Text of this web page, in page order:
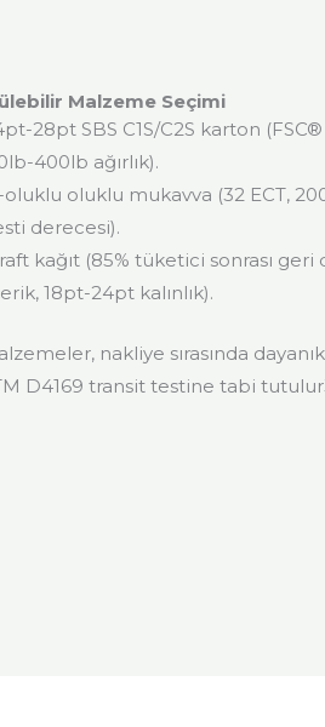
Malzeme Seçimi
28pt SBS C1S/C2S karton
400lb ağırlık).
oluklu oluklu mukavva (32 ECT,
derecesi).
kağıt (85% tüketici sonrası
18pt-24pt kalınlık).
nakliye sırasında
D4169 transit testine tabi